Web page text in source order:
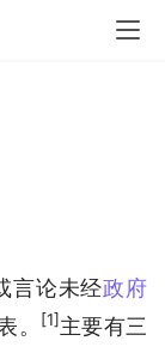
言论未经政府
。
[1]主要有三